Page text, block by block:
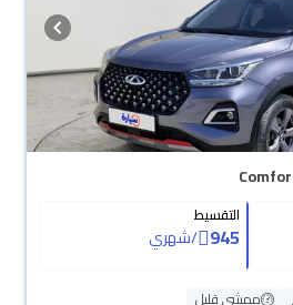
التقسيط
945
/شهري
ممشى قليل